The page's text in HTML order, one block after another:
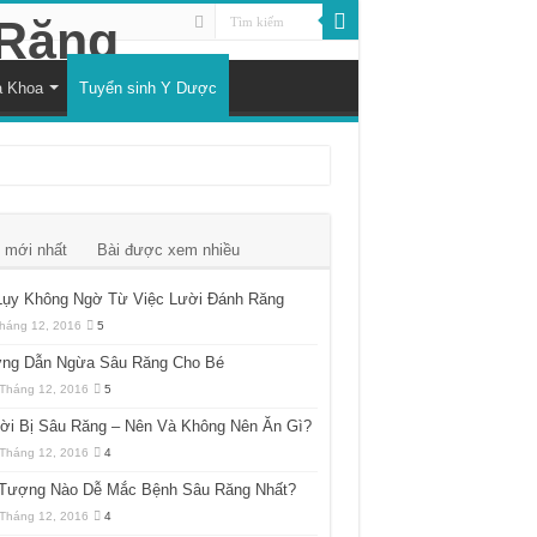
Khoa Tuyển sinh Y Dược
mới nhất Bài được xem nhiều
Không Ngờ Từ Việc Lười Đánh Răng
12, 2016 5
Dẫn Ngừa Sâu Răng Cho Bé
12, 2016 5
Bị Sâu Răng – Nên Và Không Nên Ăn Gì?
12, 2016 4
Nào Dễ Mắc Bệnh Sâu Răng Nhất?
12, 2016 4